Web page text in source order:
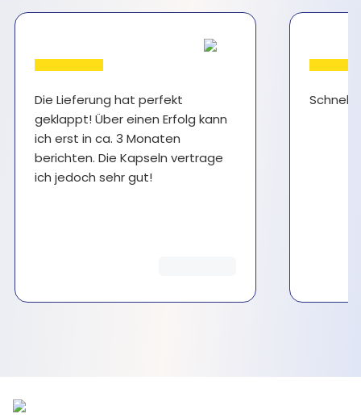
Die Lieferung hat perfekt
geklappt! Über einen Erfolg kann
ich erst in ca. 3 Monaten
berichten. Die Kapseln vertrage
ich jedoch sehr gut!
Schnell